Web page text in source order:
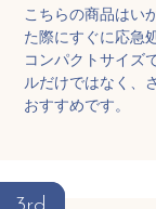
こちらの商品はい
た際にすぐに応急
コンパクトサイズ
ルだけではなく、
おすすめです。